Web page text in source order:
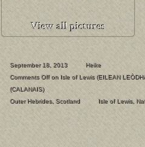
September 18, 2013
Heike
Comments Offon Isle of Lewis (EILEAN
(CALANAIS)
Outer Hebrides,Scotland Isle of Lewis,